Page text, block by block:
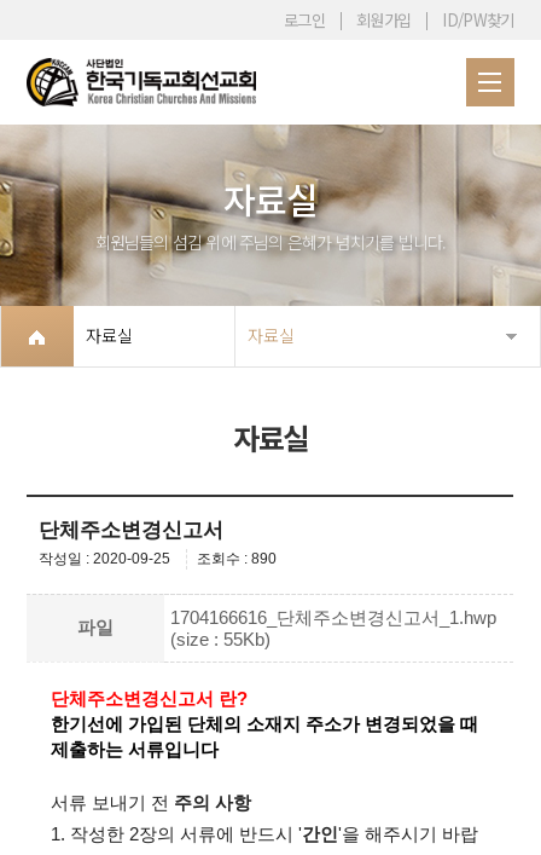
로그인 회원가입 ID/PW찾기
자료실
회원님들의 섬김 위에 주님의 은혜가 넘치기를 빕니다.
자료실 자료실
자료실
단체주소변경신고서
작성일 : 2020-09-25 조회수 : 890
파일
1704166616_단체주소변경신고서_1.hwp
(size : 55Kb)
단체주소변경신고서 란?
한기선에 가입된 단체의 소재지 주소가 변경되었을 때
제출하는 서류입니다
서류 보내기 전 주의 사항
1. 작성한 2장의 서류에 반드시 '간인'을 해주시기 바랍